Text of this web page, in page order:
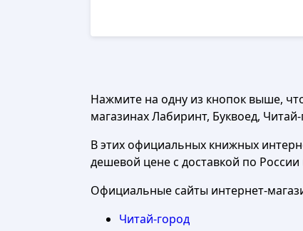
Нажмите на одну из кнопок выше,
магазинах Лабиринт, Буквоед,
В этих официальных книжных
дешевой цене с доставкой по
Официальные сайты интернет-
Читай-город